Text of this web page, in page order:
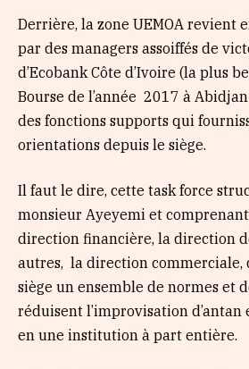
Derrière, la zone UEMOA revient
par des managers assoiffés de
d’Ecobank Côte d’Ivoire (la plus
Bourse de l’année 2017 à Abidjan
des fonctions supports qui
orientations depuis le siège.
Il faut le dire, cette task force
monsieur Ayeyemi et
direction financière, la direction
autres, la direction commerciale,
siège un ensemble de normes et
réduisent l’improvisation d’antan
en une institution à part entière.